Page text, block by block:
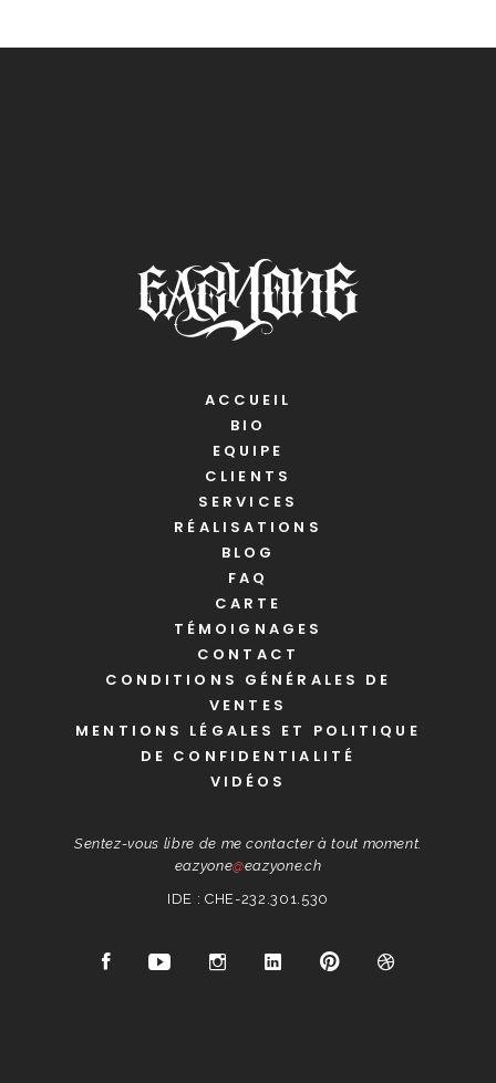
ACCUEIL
BIO
EQUIPE
CLIENTS
SERVICES
RÉALISATIONS
BLOG
FAQ
CARTE
TÉMOIGNAGES
CONTACT
CONDITIONS GÉNÉRALES DE
VENTES
MENTIONS LÉGALES ET POLITIQUE
DE CONFIDENTIALITÉ
VIDÉOS
Sentez-vous libre de me contacter à tout moment.
eazyone@eazyone.ch
IDE : CHE-232.301.530